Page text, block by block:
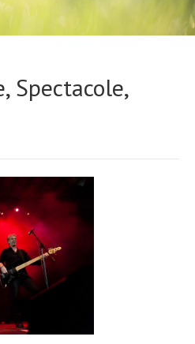
Spectacole,